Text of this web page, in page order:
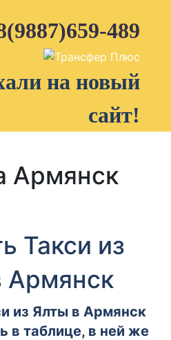
489
на новый
сайт!
Армянск
Такси из
Армянск
из Ялты в Армянск
в таблице, в ней же